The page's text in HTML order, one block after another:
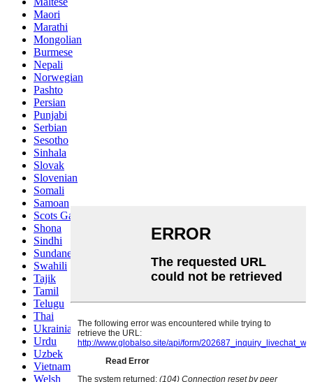
Maori
Marathi
Mongolian
Burmese
Nepali
Norwegian
Pashto
Persian
Punjabi
Serbian
Sesotho
Sinhala
Slovak
Slovenian
Somali
Samoan
Scots Gaelic
Shona
Sindhi
Sundanese
Swahili
Tajik
Tamil
Telugu
Thai
Ukrainian
Urdu
Uzbek
Vietnamese
Welsh